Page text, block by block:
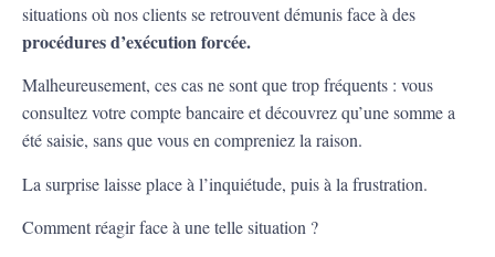
situations où nos clients se retrouvent démunis face à des
procédures d’exécution forcée.
Malheureusement, ces cas ne sont que trop fréquents : vous
consultez votre compte bancaire et découvrez qu’une somme a
été saisie, sans que vous en compreniez la raison.
La surprise laisse place à l’inquiétude, puis à la frustration.
Comment réagir face à une telle situation ?